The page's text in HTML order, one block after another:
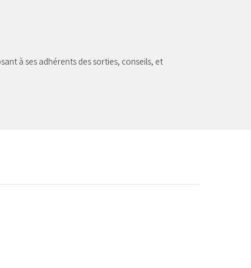
à ses adhérents des sorties, conseils, et